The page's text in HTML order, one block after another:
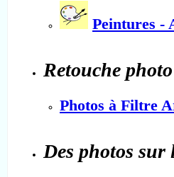
Peintures -
Retouche
Photos à Filtre
Des photos